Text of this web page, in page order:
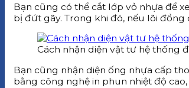
Bạn cũng có thể cắt lớp vỏ nhựa để
bị đứt gãy. Trong khi đó, nếu lõi
Cách nhận diện vật tư hệ thống
Bạn cũng nhận diện ống nhựa cấp
bằng công nghệ in phun nhiệt độ